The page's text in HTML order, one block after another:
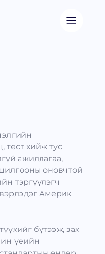
тест хийж тус
ажиллагаа,
оновчтой
тэргүүлэгч
Америк
бүтээж, зах
үеийн